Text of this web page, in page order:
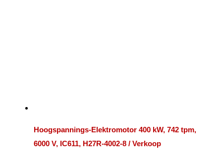
Hoogspannings-Elektromotor 400 kW, 742 tpm,
6000 V, IC611, H27R-4002-8 / Verkoop